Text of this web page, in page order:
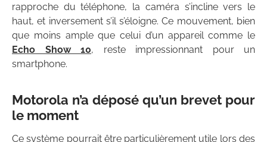
rapproche du téléphone, la caméra s’incline vers le
haut, et inversement s’il s’éloigne. Ce mouvement, bien
que moins ample que celui d’un appareil comme le
Echo Show 10, reste impressionnant pour un
smartphone.
Motorola n’a déposé qu’un brevet pour
le moment
Ce système pourrait être particulièrement utile lors des